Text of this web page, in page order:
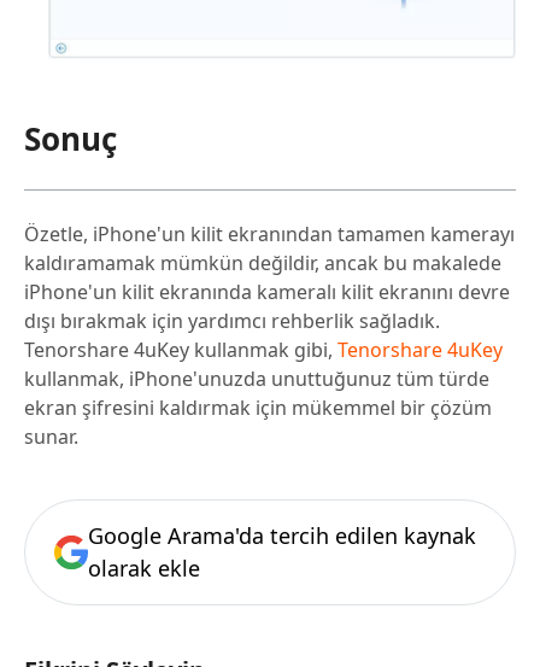
Sonuç
Özetle, iPhone'un kilit ekranından tamamen kamerayı
kaldıramamak mümkün değildir, ancak bu makalede
iPhone'un kilit ekranında kameralı kilit ekranını devre
dışı bırakmak için yardımcı rehberlik sağladık.
Tenorshare 4uKey kullanmak gibi, Tenorshare 4uKey
kullanmak, iPhone'unuzda unuttuğunuz tüm türde
ekran şifresini kaldırmak için mükemmel bir çözüm
sunar.
Google Arama'da tercih edilen kaynak
olarak ekle